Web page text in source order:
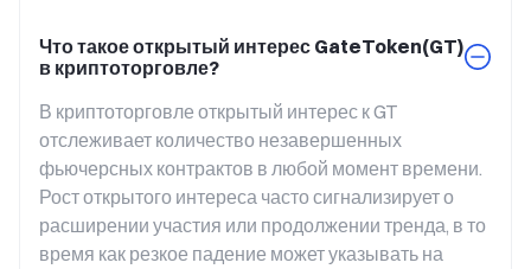
Что такое открытый интерес GateToken(GT)
в криптоторговле?
В криптоторговле открытый интерес к GT
отслеживает количество незавершенных
фьючерсных контрактов в любой момент времени.
Рост открытого интереса часто сигнализирует о
расширении участия или продолжении тренда, в то
время как резкое падение может указывать на